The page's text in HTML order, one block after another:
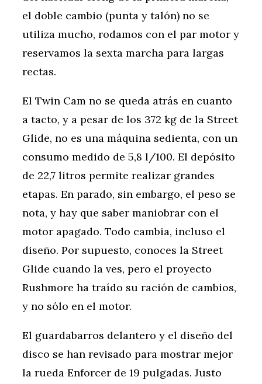
el doble cambio (punta y talón) no se
utiliza mucho, rodamos con el par motor y
reservamos la sexta marcha para largas
rectas.
El Twin Cam no se queda atrás en cuanto
a tacto, y a pesar de los 372 kg de la Street
Glide, no es una máquina sedienta, con un
consumo medido de 5,8 l/100. El depósito
de 22,7 litros permite realizar grandes
etapas. En parado, sin embargo, el peso se
nota, y hay que saber maniobrar con el
motor apagado. Todo cambia, incluso el
diseño. Por supuesto, conoces la Street
Glide cuando la ves, pero el proyecto
Rushmore ha traído su ración de cambios,
y no sólo en el motor.
El guardabarros delantero y el diseño del
disco se han revisado para mostrar mejor
la rueda Enforcer de 19 pulgadas. Justo